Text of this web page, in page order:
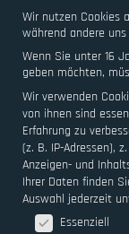
Wir nutzen Cookies
während andere
Wenn Sie unter 16
geben möchten,
Wir verwenden
von ihnen sind
Erfahrung zu
(z. B. IP-Adressen),
Anzeigen- und
Ihrer Daten finden
Auswahl jederzeit
Essenziell